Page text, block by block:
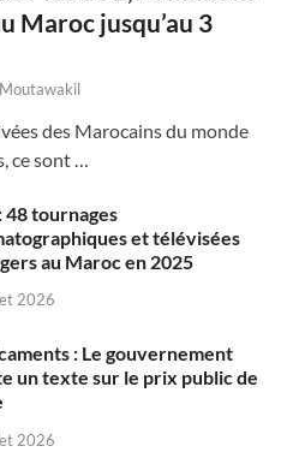
Maroc jusqu’au 3
des Marocains du monde
ce sont …
48 tournages
et télévisées
au Maroc en 2025
2026
: Le gouvernement
un texte sur le prix public de
2026